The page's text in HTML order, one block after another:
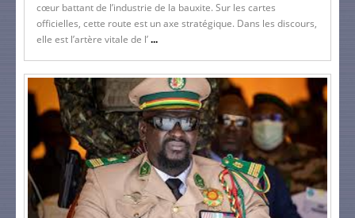
cœur battant de l’industrie de la bauxite. Sur les cartes
officielles, cette route est un axe stratégique. Dans les discours,
elle est l’artère vitale de l’...